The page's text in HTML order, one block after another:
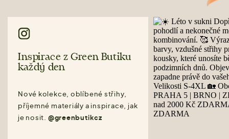
Inspirace z Green Butiku
každý den
Nové kolekce, oblíbené střihy,
příjemné materiály a inspirace, jak
je nosit. @greenbutikcz